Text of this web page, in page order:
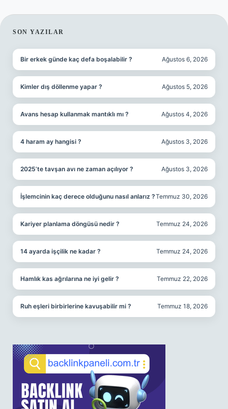
SIDEBAR
SON YAZILAR
Bir erkek günde kaç defa boşalabilir ? Ağustos 6, 2026
Kimler dış döllenme yapar ? Ağustos 5, 2026
Avans hesap kullanmak mantıklı mı ? Ağustos 4, 2026
4 haram ay hangisi ? Ağustos 3, 2026
2025’te tavşan avı ne zaman açılıyor ? Ağustos 3, 2026
İşlemcinin kaç derece olduğunu nasıl anlarız ?Temmuz 30, 2026
Kariyer planlama döngüsü nedir ? Temmuz 24, 2026
14 ayarda işçilik ne kadar ? Temmuz 24, 2026
Hamlık kas ağrılarına ne iyi gelir ? Temmuz 22, 2026
Ruh eşleri birbirlerine kavuşabilir mi ? Temmuz 18, 2026